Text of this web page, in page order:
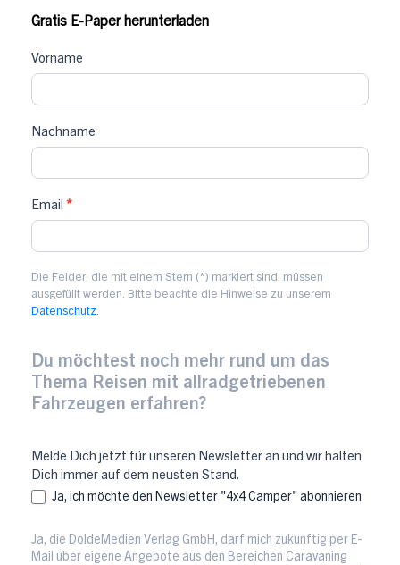
Gratis E-Paper herunterladen
Download
4x4
Camper
(CV
Vorname
Nachname
Email *
Die Felder, die mit einem Stern (*) markiert sind, müssen
ausgefüllt werden. Bitte beachte die Hinweise zu unserem
Datenschutz.
Du möchtest noch mehr rund um das
Thema Reisen mit allradgetriebenen
Fahrzeugen erfahren?
Melde Dich jetzt für unseren Newsletter an und wir halten
Dich immer auf dem neusten Stand.
Ja, ich möchte den Newsletter "4x4 Camper" abonnieren
Ja, die DoldeMedien Verlag GmbH, darf mich zukünftig per E-
Mail über eigene Angebote aus den Bereichen Caravaning